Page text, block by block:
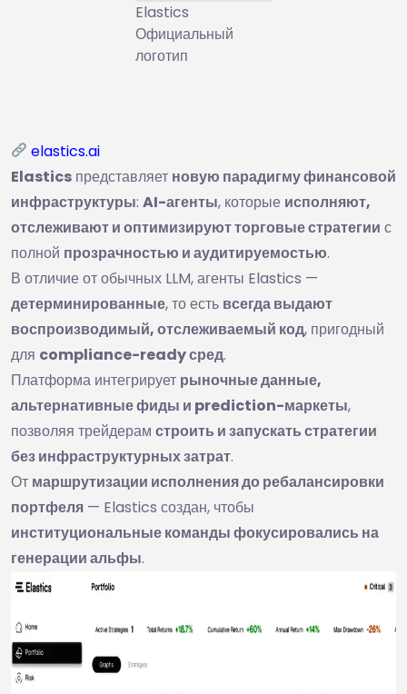
Elastics
Официальный
логотип
elastics.ai
Elastics представляет новую парадигму финансовой
инфраструктуры: AI-агенты, которые исполняют,
отслеживают и оптимизируют торговые стратегии с
полной прозрачностью и аудитируемостью.
В отличие от обычных LLM, агенты Elastics —
детерминированные, то есть всегда выдают
воспроизводимый, отслеживаемый код, пригодный
для compliance-ready сред.
Платформа интегрирует рыночные данные,
альтернативные фиды и prediction-маркеты,
позволяя трейдерам строить и запускать стратегии
без инфраструктурных затрат.
От маршрутизации исполнения до ребалансировки
портфеля — Elastics создан, чтобы
институциональные команды фокусировались на
генерации альфы.